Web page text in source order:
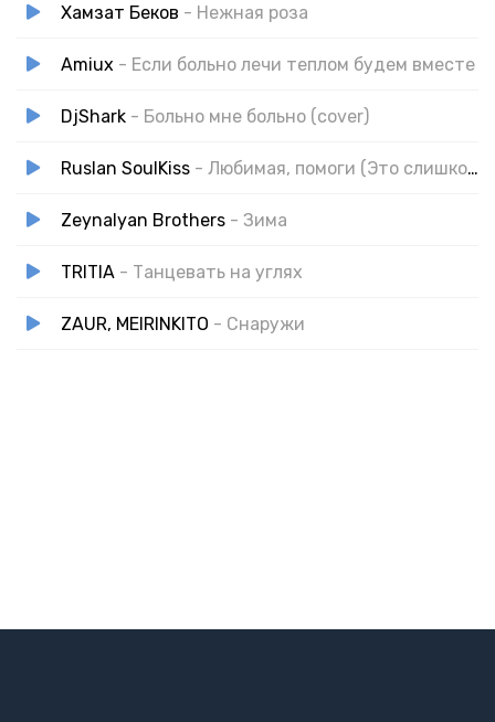
Хамзат Беков - Нежная роза
Amiux - Если больно лечи теплом будем вместе
DjShark - Больно мне больно (cover)
Ruslan SoulKiss - Любимая, помоги (Это слишком больно)
Zeynalyan Brothers - Зима
TRITIA - Танцевать на углях
ZAUR, MEIRINKITO - Снаружи